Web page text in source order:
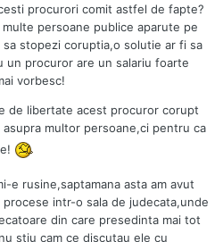
procurori comit astfel de fapte?
persoane publice aparute pe
sa stopezi coruptia,o solutie ar fi sa
un procuror are un salariu foarte
vorbesc!
de libertate acest procuror corupt
multor persoane,ci pentru ca
e rusine,saptamana asta am avut
intr-o sala de judecata,unde
din care presedinta mai tot
stiu cam ce discutau ele cu